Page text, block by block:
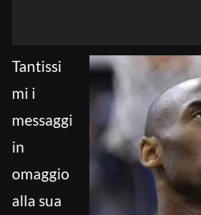
Tantissi
mi i
messaggi
in
omaggio
alla sua